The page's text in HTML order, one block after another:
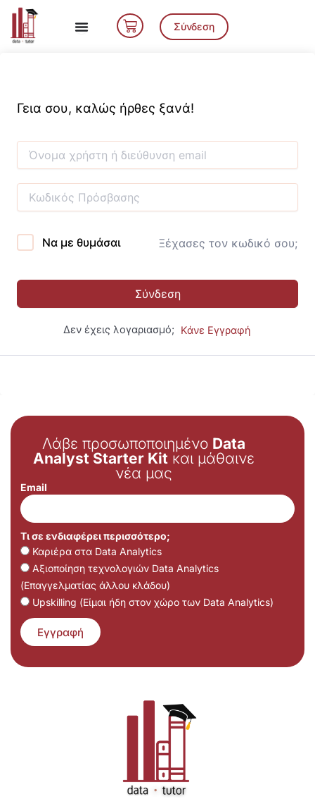
Μετάβαση
περιεχόμενο
Cart Σύνδεση
Γεια σου, καλώς ήρθες ξανά!
Να με θυμάσαι Ξέχασες τον κωδικό σου;
Σύνδεση
Δεν έχεις λογαριασμό; Κάνε Εγγραφή
Λάβε προσωποποιημένο Data
Analyst Starter Kit και μάθαινε
νέα μας
Email
Τι σε ενδιαφέρει περισσότερο;
Καριέρα στα Data Analytics
Αξιοποίηση τεχνολογιών Data Analytics
(Επαγγελματίας άλλου κλάδου)
Upskilling (Είμαι ήδη στον χώρο των Data Analytics)
Εγγραφή